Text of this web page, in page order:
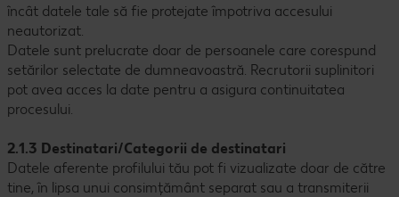
încât datele tale să fie protejate împotriva accesului
neautorizat.
Datele sunt prelucrate doar de persoanele care corespund
setărilor selectate de dumneavoastră. Recrutorii suplinitori
pot avea acces la date pentru a asigura continuitatea
procesului.
2.1.3 Destinatari/Categorii de destinatari
Datele aferente profilului tău pot fi vizualizate doar de către
tine, în lipsa unui consimțământ separat sau a transmiterii